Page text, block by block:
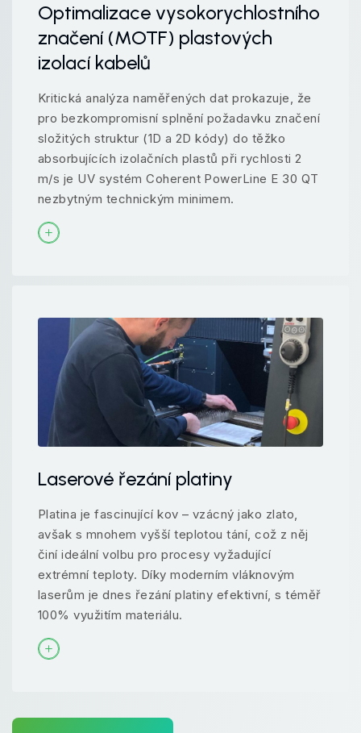
Optimalizace vysokorychlostního
značení (MOTF) plastových
izolací kabelů
Kritická analýza naměřených dat prokazuje, že
pro bezkompromisní splnění požadavku značení
složitých struktur (1D a 2D kódy) do těžko
absorbujících izolačních plastů při rychlosti 2
m/s je UV systém Coherent PowerLine E 30 QT
nezbytným technickým minimem.
Laserové řezání platiny
Platina je fascinující kov – vzácný jako zlato,
avšak s mnohem vyšší teplotou tání, což z něj
činí ideální volbu pro procesy vyžadující
extrémní teploty. Díky moderním vláknovým
laserům je dnes řezání platiny efektivní, s téměř
100% využitím materiálu.